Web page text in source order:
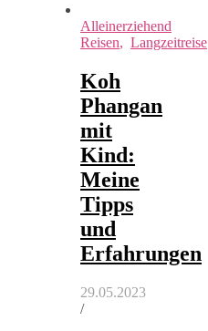
Alleinerziehend
Reisen, Langzeitreise
Koh
Phangan
mit
Kind:
Meine
Tipps
und
Erfahrungen
29.05.2023
/